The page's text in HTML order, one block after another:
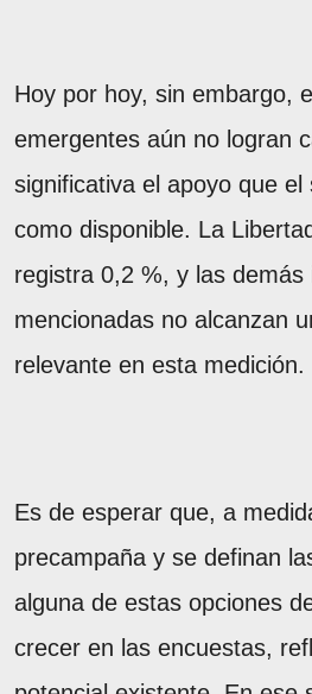
Hoy por hoy, sin embargo,
emergentes aún no logran
significativa el apoyo que el
como disponible. La
registra 0,2 %, y las demás
mencionadas no alcanzan
relevante en esta medición.
Es de esperar que, a
precampaña y se definan
alguna de estas opciones
crecer en las encuestas,